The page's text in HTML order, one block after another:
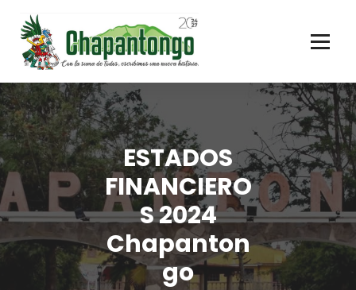
ESTADOS
FINANCIERO
S 2024
Chapanton
go